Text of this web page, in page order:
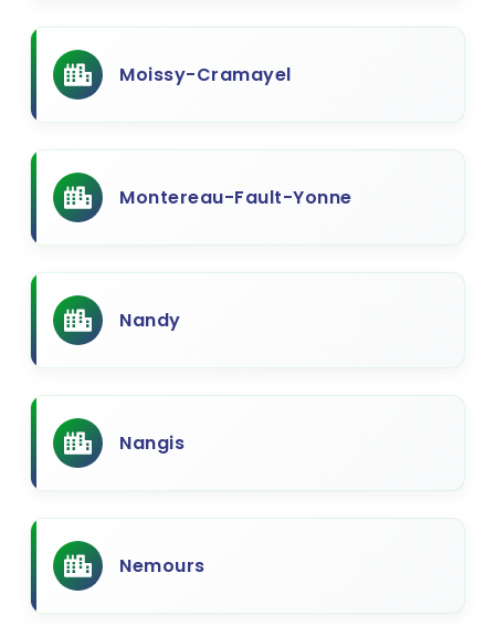
Moissy-Cramayel
Montereau-Fault-Yonne
Nandy
Nangis
Nemours